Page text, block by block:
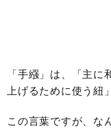
「手繦」は、「主
上げるために使う紐
この言葉ですが、な